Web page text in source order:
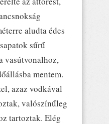
aludta édes
sűrű
vasútvonalhoz,
mentem.
azaz vodkával
valószínűleg
tartoztak. Elég